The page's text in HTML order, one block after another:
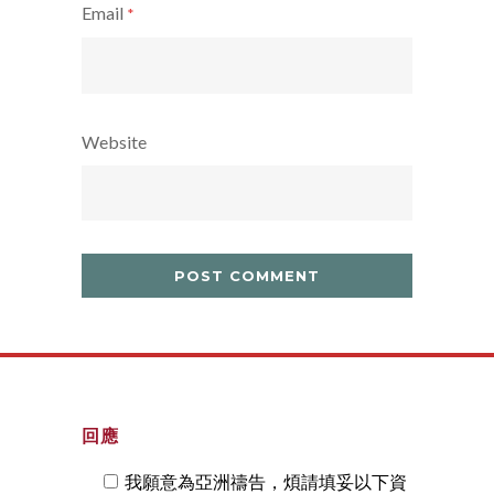
Email *
Website
回應
我願意為亞洲禱告，煩請填妥以下資